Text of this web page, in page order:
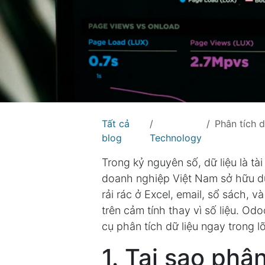
Tất cả
blog
Technology
Phân tích dữ
Trong kỷ nguyên số, dữ liệu là
doanh nghiệp Việt Nam sở hữu
rải rác ở Excel, email, sổ sách,
trên cảm tính thay vì số liệu.
cụ phân tích dữ liệu ngay trong
1. Tại sao